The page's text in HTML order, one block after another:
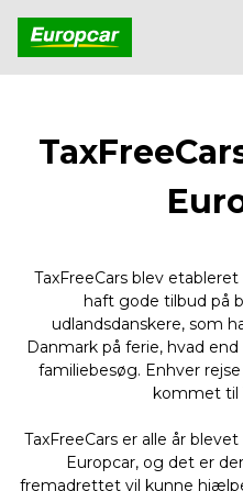
TaxFreeCars blev
haft gode tilbud på
udlandsdanskere, som
Danmark på ferie, hvad
familiebesøg. Enhver
kommet til
TaxFreeCars er alle år
Europcar, og det er
fremadrettet vil kunne